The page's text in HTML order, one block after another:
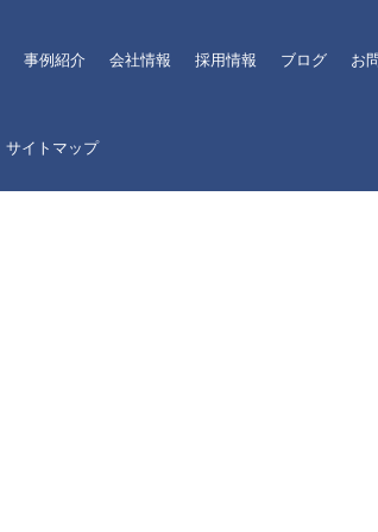
事例紹介 会社情報 採用情報 ブログ お
サイトマップ